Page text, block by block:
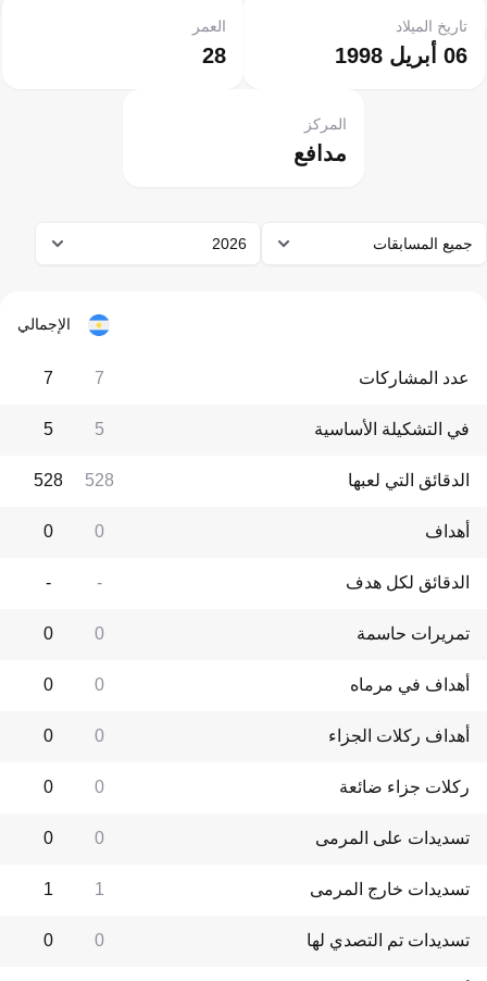
06 أبريل 1998
تاريخ الميلاد
28
العمر
مدافع
المركز
جميع المسابقات 2026
الإجمالي
عدد المشاركات 7
7
في التشكيلة الأساسية 5
5
الدقائق التي لعبها 528
528
أهداف 0
0
الدقائق لكل هدف -
-
تمريرات حاسمة 0
0
أهداف في مرماه 0
0
أهداف ركلات الجزاء 0
0
ركلات جزاء ضائعة 0
0
تسديدات على المرمى 0
0
تسديدات خارج المرمى 1
1
تسديدات تم التصدي لها 0
0